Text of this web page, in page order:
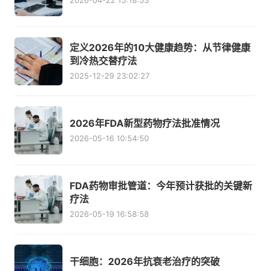
定义2026年的10大健康趋势：从节律健康
到冷热交替疗法
2025-12-29 23:02:27
2026年FDA新型药物疗法批准情况
2026-05-16 10:54:50
FDA药物审批管道：今年预计获批的关键新
疗法
2026-05-19 16:58:58
干细胞：2026年抗衰老治疗的突破